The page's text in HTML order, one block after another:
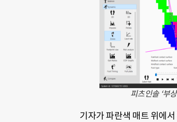
피츠인솔 ‘부
기자가 파란색 매트 위에